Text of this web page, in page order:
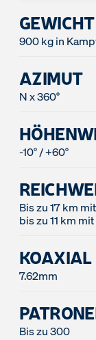
GEWICHT
900 kg in
AZIMUT
N x 360°
-10° / +60°
Bis zu 17 km
bis zu 11 km
KOAXIAL
7.62mm
Bis zu 300